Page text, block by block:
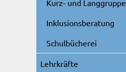
Kurz- und Langgruppe
Inklusionsberatung
Schulbücherei
Lehrkräfte